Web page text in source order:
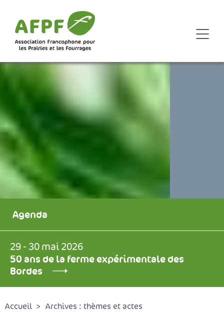
Agenda
29 - 30 mai 2026
50 ans de la ferme expérimentale des
Bordes
Accueil Archives : thèmes et actes